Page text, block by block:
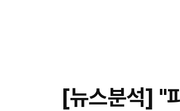
[뉴스분석] "